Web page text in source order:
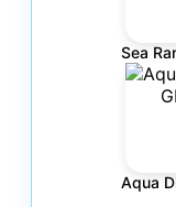
Sea
Aqua